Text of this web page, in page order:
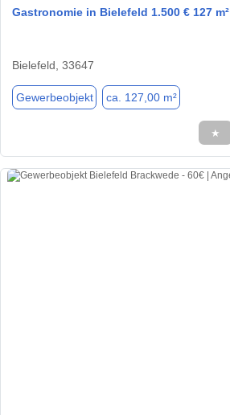
Gastronomie in Bielefeld 1.500 € 127 m²
Bielefeld, 33647
Gewerbeobjekt ca. 127,00 m²
★